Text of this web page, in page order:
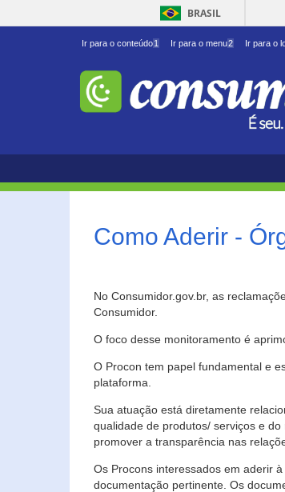
BRASIL
Ir para o conteúdo1 Ir para o menu2 Ir para o
Como Aderir -
No Consumidor.gov.br, as
Consumidor.
O foco desse monitoramento é
O Procon tem papel fundamental e
plataforma.
Sua atuação está diretamente
qualidade de produtos/ serviços e
promover a transparência nas
Os Procons interessados em aderir
documentação pertinente. Os